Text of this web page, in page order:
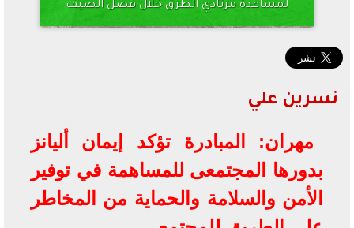
لمساعدة مرتادي الطرق خلال فصل الصيف
نسرين علي
مهران: المبادرة تؤكد إيمان أليانز
بدورها المجتمعى للمساهمة في توفير
الأمن والسلامة والحماية من المخاطر